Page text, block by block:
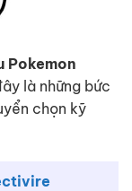
Pokemon
là những bức
chọn kỹ